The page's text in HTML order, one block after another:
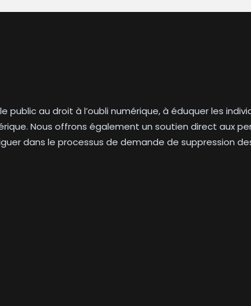
public au droit à l’oubli numérique, à éduquer les
Nous offrons également un soutien direct aux
dans le processus de demande de suppression